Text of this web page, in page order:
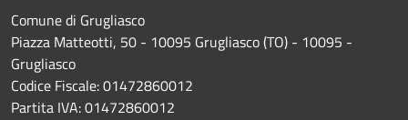
Comune di Grugliasco
Piazza Matteotti, 50 - 10095 Grugliasco (TO) - 10095 -
Grugliasco
Codice Fiscale: 01472860012
Partita IVA: 01472860012